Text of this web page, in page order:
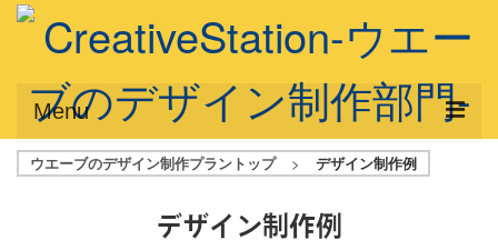
Menu
サービス概要
デザインプラン
ウエーブのデザイン制作プラントップ > デザイン制作例
デザイン制作例